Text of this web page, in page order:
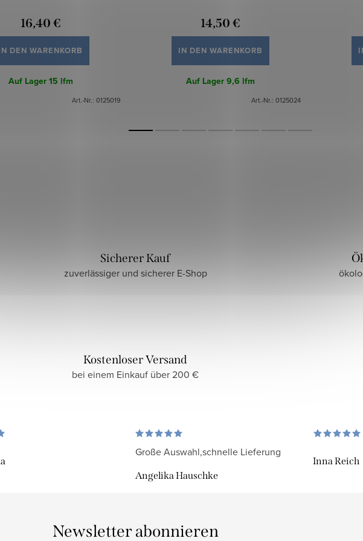
16,40 €
DEN WARENKORB
Auf Lager 15 lfm
Art.-Nr.: 0125019
14,50 €
IN DEN WARENKORB
Auf Lager 9,6 lfm
Art.-Nr.: 0125024
Sicherer Kauf
zuverlässiger und sicherer E-Shop
Kostenloser Versand
bei einem Einkauf über 200 €
Große Auswahl,schnelle Lieferung
Angelika Hauschke
Inna Reich
Newsletter abonnieren